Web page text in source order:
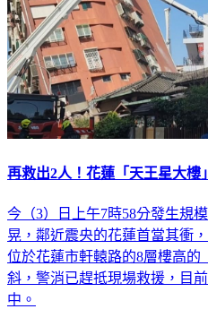
再救出2人！花蓮「天王星大
今（3）日上午7時58分發生規
晃，鄰近震央的花蓮首當其衝
位於花蓮市軒轅路的8層樓高的
斜，警消已趕抵現場救援，目
中。